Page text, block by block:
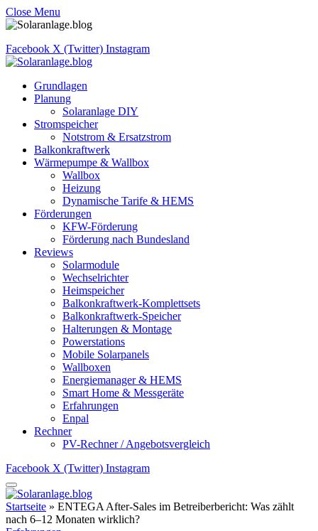
Close Menu
Facebook X (Twitter) Instagram
Grundlagen
Planung
Solaranlage DIY
Stromspeicher
Notstrom & Ersatzstrom
Balkonkraftwerk
Wärmepumpe & Wallbox
Wallbox
Heizung
Dynamische Tarife & HEMS
Förderungen
KFW-Förderung
Förderung nach Bundesland
Reviews
Solarmodule
Wechselrichter
Heimspeicher
Balkonkraftwerk-Komplettsets
Balkonkraftwerk-Speicher
Halterungen & Montage
Powerstations
Mobile Solarpanels
Wallboxen
Energiemanager & HEMS
Smart Home & Messgeräte
Erfahrungen
Enpal
Rechner
PV-Rechner / Angebotsvergleich
Facebook X (Twitter) Instagram
Startseite » ENTEGA After-Sales im Betreiberbericht: Was zählt
nach 6–12 Monaten wirklich?